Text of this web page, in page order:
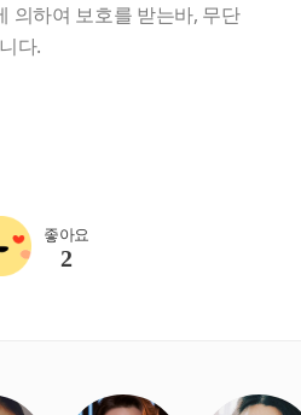
의하여 보호를 받는바, 무단
다.
좋아요
2